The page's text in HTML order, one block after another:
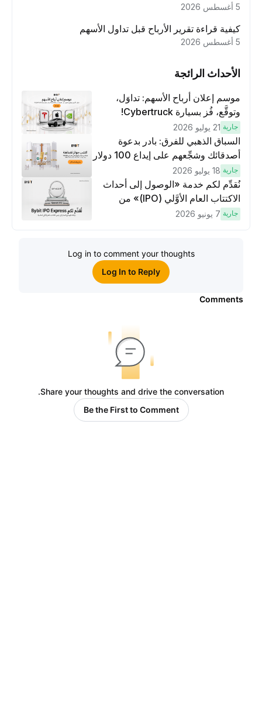
كيفية قراءة تقرير الأرباح قبل تداول الأسهم
الأحداث الرائجة
موسم إعلان أرباح الأسهم: تداوَل،
وتوقَّع، فُز بسيارة Cybertruck!
جارية 21 يوليو 2026
السباق الذهبي للفرق: بادر بدعوة
أصدقائك وشجِّعهم على إيداع 100 دولار
لكسَب مكافآت مُضاعَفة
جارية 18 يوليو 2026
نُقدِّم لكم خدمة «الوصول إلى أحداث
الاكتتاب العام الأوَّلي (IPO)» من
Bybit، بوابتك للوصول المبكر إلى فرص
جارية 7 يونيو 2026
Log in to comment your thoughts
Log In to Reply
Comments
Share your thoughts and drive the conversation.
Be the First to Comment